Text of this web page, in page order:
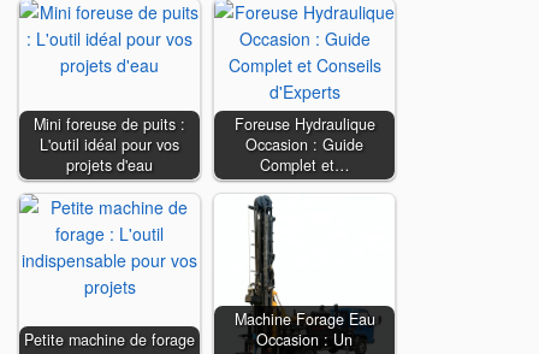
Mini foreuse de puits :
L'outil idéal pour vos
projets d'eau
Foreuse Hydraulique
Occasion : Guide
Complet et…
Petite machine de forage
Machine Forage Eau
Occasion : Un